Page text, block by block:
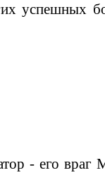
успешных
- его враг